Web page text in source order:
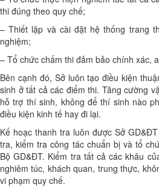
thi đúng theo quy chế;
– Thiết lập và cài đặt hệ thống trang
nghiệm;
– Tổ chức chấm thi đảm bảo chính xác,
Bên cạnh đó, Sở luôn tạo điều kiện
sinh ở tất cả các điểm thi. Tăng cường
hỗ trợ thí sinh, không để thí sinh nào
điều kiện kinh tế hay đi lại.
Kế hoạc thanh tra luôn được Sở
tra, kiểm tra công tác chuẩn bị và tổ
Bộ GD&ĐT. Kiểm tra tất cả các khâu
nghiêm túc, khách quan, trung thực,
vi phạm quy chế.